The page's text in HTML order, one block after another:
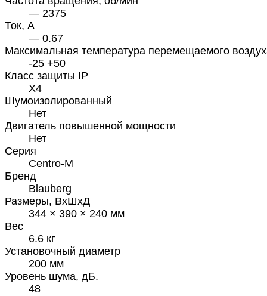
— 2375
Ток, А
— 0.67
Максимальная температура перемещаемого
-25 +50
Класс защиты IP
X4
Шумоизолированный
Нет
Двигатель повышенной мощности
Нет
Серия
Centro-M
Бренд
Blauberg
Размеры, ВхШхД
344 × 390 × 240 мм
Вес
6.6 кг
Установочный диаметр
200 мм
Уровень шума, дБ.
48